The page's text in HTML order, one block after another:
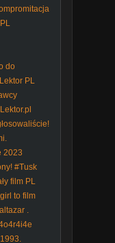
do
PL
2023
#Tusk
#polityka
film PL
to film
już nie.